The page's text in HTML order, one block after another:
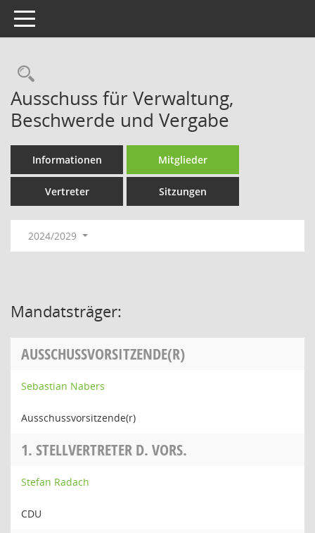
Toggle navigation
Rechercheauswahl
Ausschuss für Verwaltung,
Beschwerde und Vergabe
Informationen Mitglieder
Vertreter Sitzungen
2024/2029
Mandatsträger:
AUSSCHUSSVORSITZENDE(R)
Sebastian Nabers
Ausschussvorsitzende(r)
1. STELLVERTRETER D. VORS.
Stefan Radach
CDU